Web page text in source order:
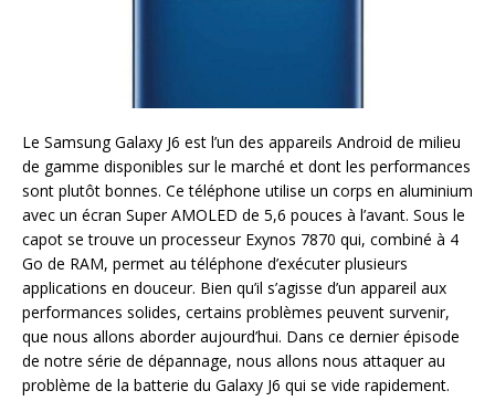
Le Samsung Galaxy J6 est l’un des appareils Android de milieu
de gamme disponibles sur le marché et dont les performances
sont plutôt bonnes. Ce téléphone utilise un corps en aluminium
avec un écran Super AMOLED de 5,6 pouces à l’avant. Sous le
capot se trouve un processeur Exynos 7870 qui, combiné à 4
Go de RAM, permet au téléphone d’exécuter plusieurs
applications en douceur. Bien qu’il s’agisse d’un appareil aux
performances solides, certains problèmes peuvent survenir,
que nous allons aborder aujourd’hui. Dans ce dernier épisode
de notre série de dépannage, nous allons nous attaquer au
problème de la batterie du Galaxy J6 qui se vide rapidement.